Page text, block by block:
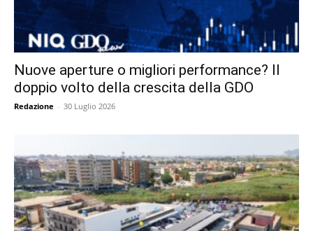
Nuove aperture o migliori performance? Il
doppio volto della crescita della GDO
Redazione - 30 Luglio 2026